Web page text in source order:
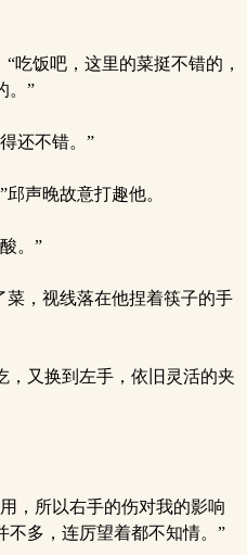
吃饭吧，这里的菜挺不错的，
。”
还不错。”
声晚故意打趣他。
。”
，视线落在他捏着筷子的手
又换到左手，依旧灵活的夹
，所以右手的伤对我的影响
不多，连厉望着都不知情。”